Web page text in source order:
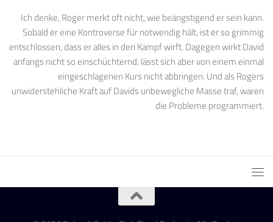
Ich denke, Roger merkt oft nicht, wie beängstigend er sein kann.
Sobald er eine Kontroverse für notwendig hält, ist er so grimmig
entschlossen, dass er alles in den Kampf wirft. Dagegen wirkt David
anfangs nicht so einschüchternd, lässt sich aber von einem einmal
eingeschlagenen Kurs nicht abbringen. Und als Rogers
unwiderstehliche Kraft auf Davids unbewegliche Masse traf, waren
die Probleme programmiert.